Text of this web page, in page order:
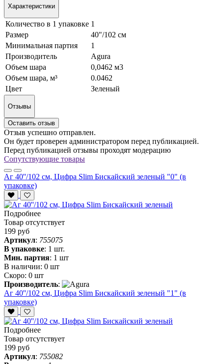
Характеристики
Количество в 1 упаковке 1
Размер
40"/102 см
Минимальная партия
1
Производитель
Agura
Объем шара
0,0462 м3
Объем шара, м³
0.0462
Цвет
Зеленый
Отзывы
Оставить отзыв
Отзыв успешно отправлен.
Он будет проверен администратором перед публикацией.
Перед публикацией отзывы проходят модерацию
Сопутствующие товары
Аг 40''/102 см, Цифра Slim Бискайский зеленый "0" (в
упаковке)
Подробнее
Товар отсутствует
199 руб
Артикул: 755075
В упаковке: 1 шт.
Мин. партия: 1 шт
В наличии: 0 шт
Скоро: 0 шт
Производитель:
Аг 40''/102 см, Цифра Slim Бискайский зеленый "1" (в
упаковке)
Подробнее
Товар отсутствует
199 руб
Артикул: 755082